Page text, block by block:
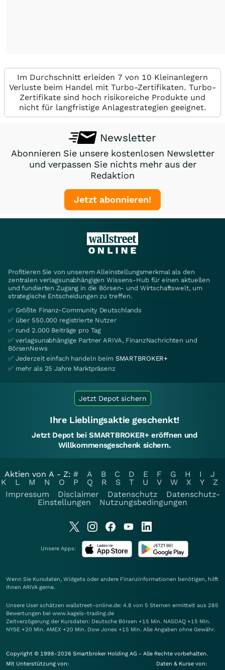
Im Durchschnitt erleiden 7 von 10 Kleinanlegern
Verluste beim Handel mit Turbo-Zertifikaten. Turbo-
Zertifikate sind hoch risikoreiche Produkte und
nicht für langfristige Anlagestrategien geeignet.
Newsletter
Abonnieren Sie unsere kostenlosen Newsletter
und verpassen Sie nichts mehr aus der
Redaktion
Jetzt abonnieren!
Profitieren Sie von unserem Alleinstellungsmerkmal als den
zentralen verlagsunabhängigen Wissens-Hub für einen aktuellen
und fundierten Zugang in die Börsen- und Wirtschaftswelt, um
strategische Entscheidungen zu treffen.
✅ Größte Finanz-Community Deutschlands
✅ über 550.000 registrierte Nutzer
✅ rund 2.000 Beiträge pro Tag
✅ verlagsunabhängige Partner ARIVA, FinanzNachrichten und
BörsenNews
✅ Jederzeit einfach handeln beim SMARTBROKER+
✅ mehr als 25 Jahre Marktpräsenz
Jetzt Depot sichern
Ihre Lieblingsaktie geschenkt!
Jetzt Depot bei SMARTBROKER+ eröffnen und
Willkommensgeschenk sichern.
Aktien von A - Z: # A B C D E F G H I
J
K
L M N O P Q R S T U V W X Y
Z
Impressum
Disclaimer Datenschutz
Datenschutz-
Einstellungen
Nutzungsbedingungen
Unsere Apps:
Wenn Sie Kursdaten, Widgets oder andere Finanzinformationen benötigen, hilft
Ihnen ARIVA gerne.
Unsere User schätzen wallstreet-online.de: 4.8 von 5 Sternen ermittelt aus 285
Bewertungen bei www.kagels-trading.de
Zeitverzögerung der Kursdaten: Deutsche Börsen +15 Min. NASDAQ +15 Min.
NYSE +20 Min. AMEX +20 Min. Dow Jones +15 Min. Alle Angaben ohne Gewähr.
Copyright © 1998-2026 Smartbroker Holding AG - Alle Rechte vorbehalten.
Mit Unterstützung von:
Daten & Kurse von: